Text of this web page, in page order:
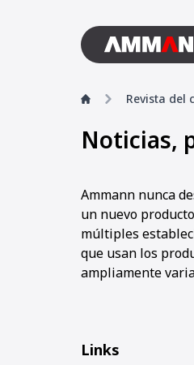
Revista del
Noticias,
Ammann nunca
un nuevo
múltiples
que usan los
ampliamente
Links